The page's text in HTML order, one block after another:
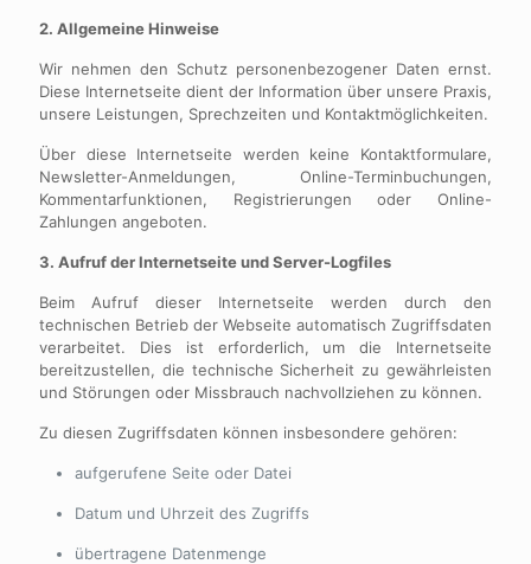
2. Allgemeine Hinweise
Wir nehmen den Schutz personenbezogener Daten ernst.
Diese Internetseite dient der Information über unsere Praxis,
unsere Leistungen, Sprechzeiten und Kontaktmöglichkeiten.
Über diese Internetseite werden keine Kontaktformulare,
Newsletter-Anmeldungen, Online-Terminbuchungen,
Kommentarfunktionen, Registrierungen oder Online-
Zahlungen angeboten.
3. Aufruf der Internetseite und Server-Logfiles
Beim Aufruf dieser Internetseite werden durch den
technischen Betrieb der Webseite automatisch Zugriffsdaten
verarbeitet. Dies ist erforderlich, um die Internetseite
bereitzustellen, die technische Sicherheit zu gewährleisten
und Störungen oder Missbrauch nachvollziehen zu können.
Zu diesen Zugriffsdaten können insbesondere gehören:
aufgerufene Seite oder Datei
Datum und Uhrzeit des Zugriffs
übertragene Datenmenge